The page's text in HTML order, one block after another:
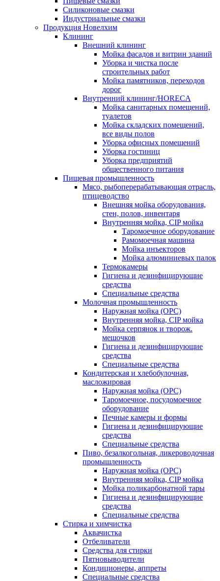
Силиконовые смазки
Индустриальные смазки
Продукция Новелхим
Клининг
Внешний клининг
Мойка фасадов и витрин зданий
Уборка и чистка после
строительных работ
Мойка памятников, переходов
дорог
Внутренний клининг/HORECA
Мойка санитарных помещений,
туалетов
Мойка складских помещений,
все виды полов
Уборка офисных помещений
Уборка гостиниц
Уборка предприятий
общественного питания
Пищевая промышленность
Мясо, рыбоперерабатывающая отрасль,
птицеводство
Внешняя мойка оборудования,
стен, полов, инвентаря
Внутренняя мойка, CIP мойка
Таромоечное оборудование
Рамомоечная машина
Мойка инъекторов
Мойка алюминиевых палок
Термокамеры
Гигиена и дезинфицирующие
средства
Специальные средства
Молочная промышленность
Наружная мойка (ОРС)
Внутренняя мойка, CIP мойка
Мойка серпянок и творож.
мешочков
Гигиена и дезинфицирующие
средства
Специальные средства
Кондитерская и хлебобулочная,
масложировая
Наружная мойка (ОРС)
Таромоечное, посудомоечное
оборудование
Печные камеры и формы
Гигиена и дезинфицирующие
средства
Специальные средства
Пиво, безалкогольная, ликероводочная
промышленность
Наружная мойка (ОРС)
Внутренняя мойка, CIP мойка
Мойка поликарбонатной тары
Гигиена и дезинфицирующие
средства
Специальные средства
Стирка и химчистка
Аквачистка
Отбеливатели
Средства для стирки
Пятновыводители
Кондиционеры, аппреты
Специальные средства